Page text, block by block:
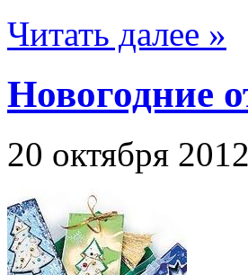
Читать далее »
Новогодние
20 октября